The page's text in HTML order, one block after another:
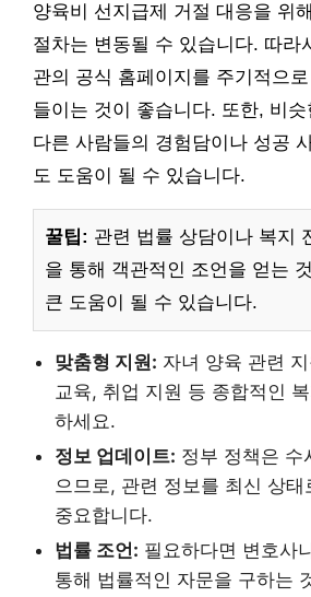
양육비 선지급제 거절 대응을 위
절차는 변동될 수 있습니다. 따라
관의 공식 홈페이지를 주기적으
들이는 것이 좋습니다. 또한, 비
다른 사람들의 경험담이나 성공
도 도움이 될 수 있습니다.
꿀팁: 관련 법률 상담이나 복지
을 통해 객관적인 조언을 얻는
큰 도움이 될 수 있습니다.
맞춤형 지원: 자녀 양육 관련
교육, 취업 지원 등 종합적인
하세요.
정보 업데이트: 정부 정책은 수
으므로, 관련 정보를 최신 상태
중요합니다.
법률 조언: 필요하다면 변호사
통해 법률적인 자문을 구하는